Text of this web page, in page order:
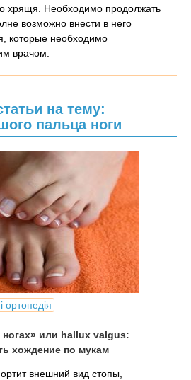
хрящя. Необходимо продолжать
возможно внести в него
которые необходимо
врачом.
на тему:
пальца ноги
ортопедія
ногах» или hallux valgus:
хождение по мукам
внешний вид стопы,